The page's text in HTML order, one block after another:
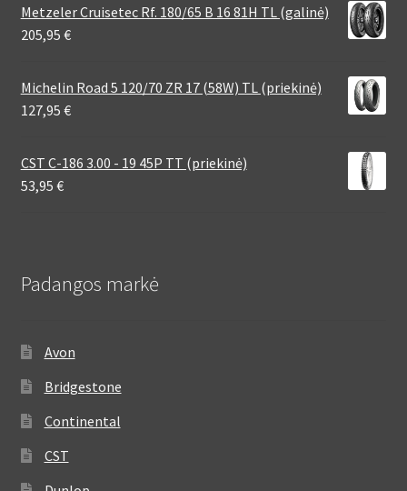
Metzeler Cruisetec Rf. 180/65 B 16 81H TL (galinė)
205,95 €
Michelin Road 5 120/70 ZR 17 (58W) TL (priekinė)
127,95 €
CST C-186 3.00 - 19 45P TT (priekinė)
53,95 €
Padangos markė
Avon
Bridgestone
Continental
CST